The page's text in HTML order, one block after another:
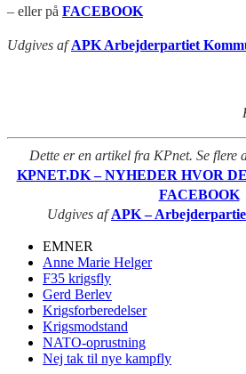
– eller på FACEBOOK
Udgives afAPK Arbejderpartiet
Dette er en artikel fra KPnet. Se flere
KPNET.DK – NYHEDER HVOR
FACEBOOK
Udgives afAPK –
EMNER
Anne Marie Helger
F35 krigsfly
Gerd Berlev
Krigsforberedelser
Krigsmodstand
NATO-oprustning
Nej tak til nye kampfly